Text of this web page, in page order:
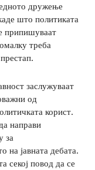
дружење
што политиката
припишуваат
треба
заслужуваат
од
корист.
направи
за
на јавната дебата.
секој повод да се